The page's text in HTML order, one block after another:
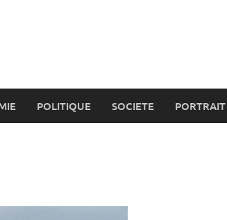
POLITIQUE SOCIETE PORTRAIT